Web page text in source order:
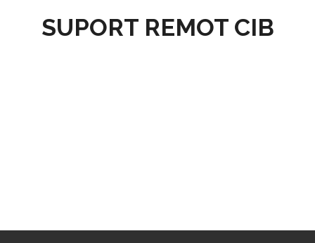
SUPORT REMOT CIB